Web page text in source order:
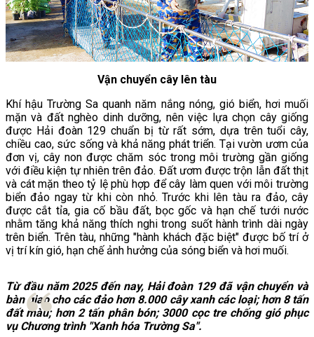
Vận chuyển cây lên tàu
Khí hậu Trường Sa quanh năm nắng nóng, gió biển, hơi muối
mặn và đất nghèo dinh dưỡng, nên việc lựa chọn cây giống
được Hải đoàn 129 chuẩn bị từ rất sớm, dựa trên tuổi cây,
chiều cao, sức sống và khả năng phát triển. Tại vườn ươm của
đơn vị, cây non được chăm sóc trong môi trường gần giống
với điều kiện tự nhiên trên đảo. Đất ươm được trộn lẫn đất thịt
và cát mặn theo tỷ lệ phù hợp để cây làm quen với môi trường
biển đảo ngay từ khi còn nhỏ. Trước khi lên tàu ra đảo, cây
được cắt tỉa, gia cố bầu đất, bọc gốc và hạn chế tưới nước
nhằm tăng khả năng thích nghi trong suốt hành trình dài ngày
trên biển. Trên tàu, những "hành khách đặc biệt" được bố trí ở
vị trí kín gió, hạn chế ảnh hưởng của sóng biển và hơi muối.
Từ đầu năm 2025 đến nay, Hải đoàn 129 đã vận chuyển và
bàn giao cho các đảo hơn 8.000 cây xanh các loại; hơn 8 tấn
đất màu; hơn 2 tấn phân bón; 3000 cọc tre chống gió phục
vụ Chương trình "Xanh hóa Trường Sa".